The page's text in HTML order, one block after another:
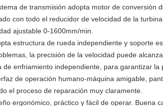
de transmisión adopta motor de conversión
con todo el reducidor de velocidad de la
ajustable 0-1600mm/min.
estructura de rueda independiente y soporte
la precisión de la velocidad puede
de enfriamiento independiente, para garantizar
de operación humano-máquina amigable,
el proceso de reparación muy claramente.
ergonómico, práctico y fácil de operar. Buena